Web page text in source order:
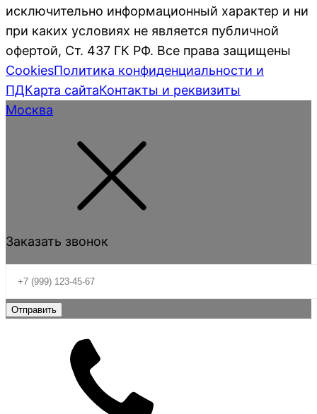
исключительно информационный характер и ни
при каких условиях не является публичной
офертой, Ст. 437 ГК РФ. Все права защищены
CookiesПолитика конфиденциальности и
ПДКарта сайтаКонтакты и реквизиты
Москва
Заказать звонок